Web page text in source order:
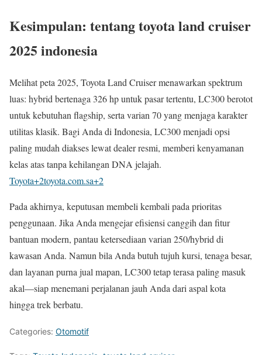
Kesimpulan: tentang toyota land cruiser
2025 indonesia
Melihat peta 2025, Toyota Land Cruiser menawarkan spektrum
luas: hybrid bertenaga 326 hp untuk pasar tertentu, LC300 berotot
untuk kebutuhan flagship, serta varian 70 yang menjaga karakter
utilitas klasik. Bagi Anda di Indonesia, LC300 menjadi opsi
paling mudah diakses lewat dealer resmi, memberi kenyamanan
kelas atas tanpa kehilangan DNA jelajah.
Toyota+2toyota.com.sa+2
Pada akhirnya, keputusan membeli kembali pada prioritas
penggunaan. Jika Anda mengejar efisiensi canggih dan fitur
bantuan modern, pantau ketersediaan varian 250/hybrid di
kawasan Anda. Namun bila Anda butuh tujuh kursi, tenaga besar,
dan layanan purna jual mapan, LC300 tetap terasa paling masuk
akal—siap menemani perjalanan jauh Anda dari aspal kota
hingga trek berbatu.
Categories: Otomotif